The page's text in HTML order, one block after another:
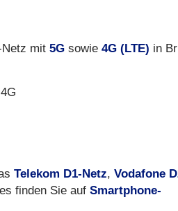
mit 5G sowie 4G (LTE) in
Telekom D1-Netz, Vodafone
finden Sie auf Smartphone-